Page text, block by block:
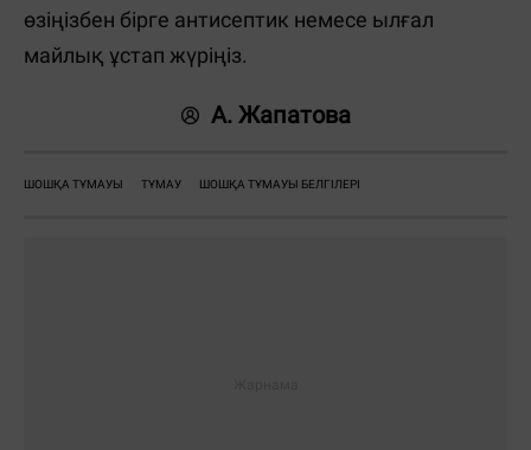
өзіңізбен бірге антисептик немесе ылғал
майлық ұстап жүріңіз.
А. Жапатова
ШОШҚА ТҰМАУЫ ТҰМАУ ШОШҚА ТҰМАУЫ БЕЛГІЛЕРІ